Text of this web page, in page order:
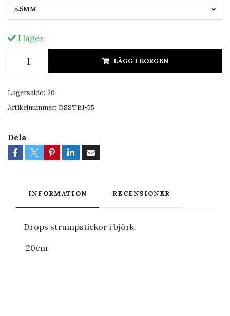
5.5MM
I lager.
LÄGG I KORGEN
Lagersaldo: 20
Artikelnummer: DSSTBJ-55
Dela
INFORMATION RECENSIONER
Drops strumpstickor i björk.
20cm